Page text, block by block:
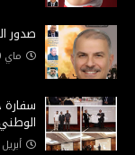
صدور العدد 182 لصحيفة
ماي 10, 2026
سفارة
أبريل 27, 2026